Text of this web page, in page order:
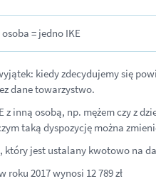
= jedno IKE
kiedy zdecydujemy się
dane towarzystwo.
z inną osobą, np. mężem czy z
taką dyspozycję można
który jest ustalany kwotowo na
2017 wynosi 12 789 zł